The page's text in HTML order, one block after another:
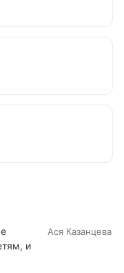
и
Ася Казанцева